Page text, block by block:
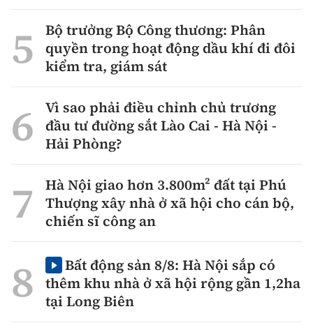
Bộ trưởng Bộ Công thương: Phân
quyền trong hoạt động dầu khí đi đôi
kiểm tra, giám sát
Vì sao phải điều chỉnh chủ trương
đầu tư đường sắt Lào Cai - Hà Nội -
Hải Phòng?
Hà Nội giao hơn 3.800m² đất tại Phú
Thượng xây nhà ở xã hội cho cán bộ,
chiến sĩ công an
Bất động sản 8/8: Hà Nội sắp có
thêm khu nhà ở xã hội rộng gần 1,2ha
tại Long Biên